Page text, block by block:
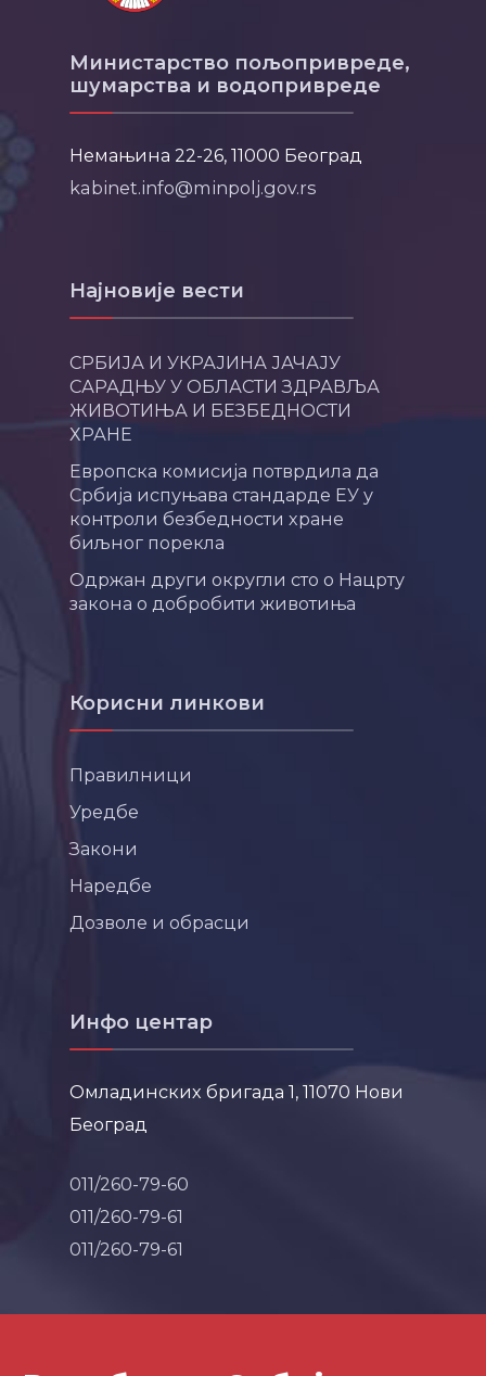
Министарство пољопривреде,
шумарства и водопривреде
Немањина 22-26, 11000 Београд
kabinet.info@minpolj.gov.rs
Најновије вести
СРБИЈА И УКРАЈИНА ЈАЧАЈУ
САРАДЊУ У ОБЛАСТИ ЗДРАВЉА
ЖИВОТИЊА И БЕЗБЕДНОСТИ
ХРАНЕ
Европска комисија потврдила да
Србија испуњава стандарде ЕУ у
контроли безбедности хране
биљног порекла
Одржан други округли сто о Нацрту
закона о добробити животиња
Корисни линкови
Правилници
Уредбе
Закони
Наредбе
Дозволе и обрасци
Инфо центар
Омладинских бригада 1, 11070 Нови
Београд
011/260-79-60
011/260-79-61
011/260-79-61